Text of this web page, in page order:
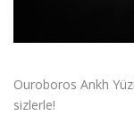
Ouroboros Ankh
sizlerle!